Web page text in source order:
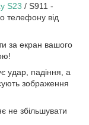
S23 / S911 -
телефону від
за екран вашого
удар, падіння, а
зображення
не збільшувати